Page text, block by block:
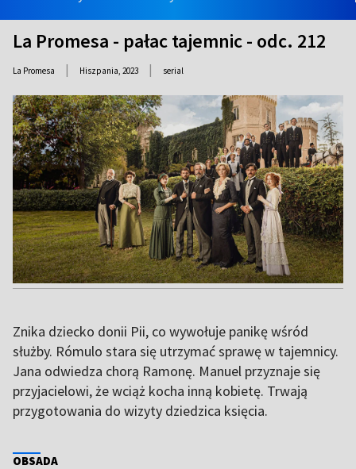
La Promesa - pałac tajemnic - odc. 212
La Promesa | Hiszpania, 2023 | serial
Znika dziecko donii Pii, co wywołuje panikę wśród
służby. Rómulo stara się utrzymać sprawę w tajemnicy.
Jana odwiedza chorą Ramonę. Manuel przyznaje się
przyjacielowi, że wciąż kocha inną kobietę. Trwają
przygotowania do wizyty dziedzica księcia.
OBSADA